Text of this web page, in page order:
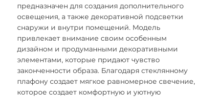
предназначен для создания дополнительного
освещения, а также декоративной подсветки
снаружи и внутри помещений. Модель
привлекает внимание своим особенным
дизайном и продуманными декоративными
элементами, которые придают чувство
законченности образа. Благодаря стеклянному
плафону создает мягкое равномерное свечение,
которое создает комфортную и уютную